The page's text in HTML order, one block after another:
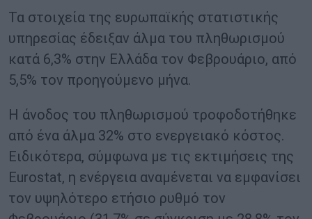
Τα στοιχεία της ευρωπαϊκής στατιστικής
υπηρεσίας έδειξαν άλμα του πληθωρισμού
κατά 6,3% στην Ελλάδα τον Φεβρουάριο, από
5,5% τον προηγούμενο μήνα.
Η άνοδος του πληθωρισμού τροφοδοτήθηκε
από ένα άλμα 32% στο ενεργειακό κόστος.
Ειδικότερα, σύμφωνα με τις εκτιμήσεις της
Eurostat, η ενέργεια αναμένεται να εμφανίσει
τον υψηλότερο ετήσιο ρυθμό τον